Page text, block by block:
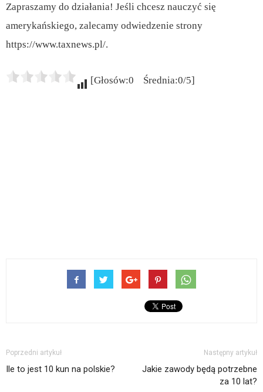
Zapraszamy do działania! Jeśli chcesz nauczyć się
amerykańskiego, zalecamy odwiedzenie strony
https://www.taxnews.pl/.
[Głosów:0 Średnia:0/5]
Poprzedni artykuł
Ile to jest 10 kun na polskie?
Następny artykuł
Jakie zawody będą potrzebne
za 10 lat?